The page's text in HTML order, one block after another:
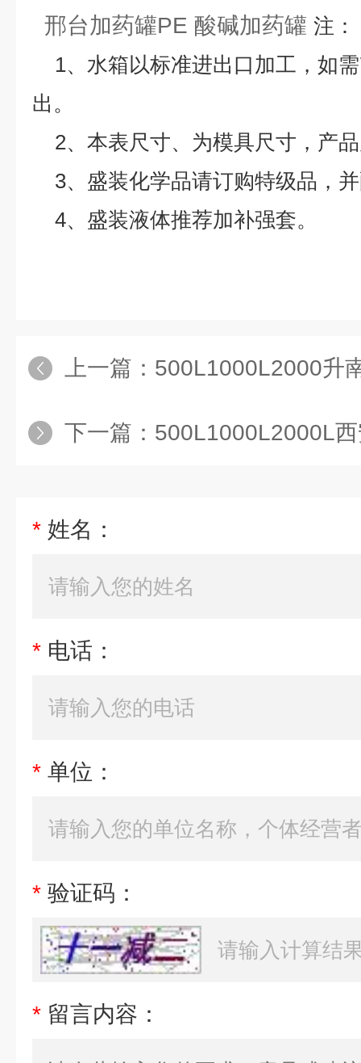
邢台加药罐PE 酸碱加药罐 注：
1、水箱以标准进出口加工，如
出。
2、本表尺寸、为模具尺寸，产
3、盛装化学品请订购特级品，
4、盛装液体推荐加补强套。
上一篇： 500L1000L2000升
下一篇： 500L1000L2000L
* 姓名：
* 电话：
* 单位：
* 验证码：
* 留言内容：